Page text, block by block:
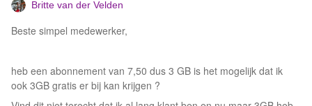
Britte van der Velden
Beste simpel medewerker,
heb een abonnement van 7,50 dus 3 GB is het mogelijk dat ik
ook 3GB gratis er bij kan krijgen ?